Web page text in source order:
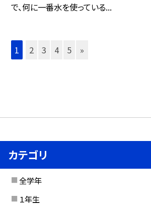
で、何に一番水を使っている...
1 2 3 4 5 »
カテゴリ
全学年
１年生